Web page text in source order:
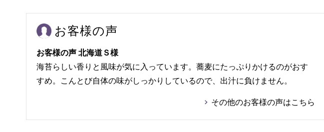
お客様の声
お客様の声 北海道Ｓ様
海苔らしい香りと風味が気に入っています。蕎麦にたっぷりかけるのがおす
すめ。こんとび自体の味がしっかりしているので、出汁に負けません。
その他のお客様の声はこちら